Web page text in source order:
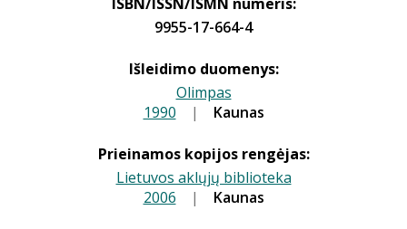
9955-17-664-4
Išleidimo duomenys:
Olimpas
1990 | Kaunas
Prieinamos kopijos rengėjas:
Lietuvos aklųjų biblioteka
2006 | Kaunas